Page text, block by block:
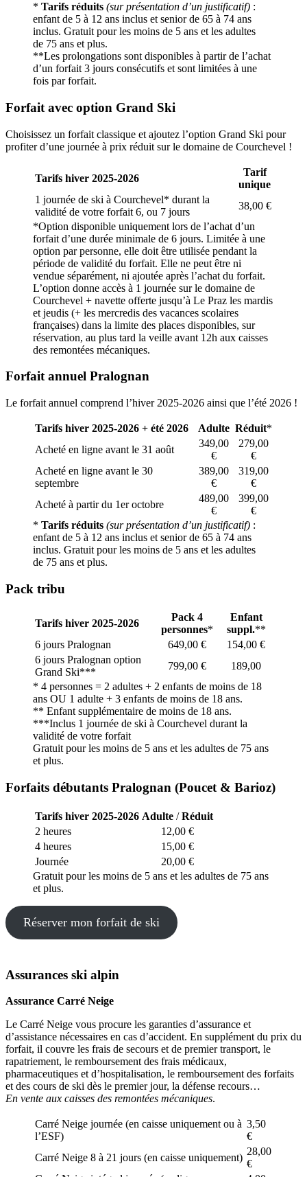
* Tarifs réduits (sur présentation d’un justificatif) :
enfant de 5 à 12 ans inclus et senior de 65 à 74 ans
inclus. Gratuit pour les moins de 5 ans et les adultes
de 75 ans et plus.
**Les prolongations sont disponibles à partir de l’achat
d’un forfait 3 jours consécutifs et sont limitées à une
fois par forfait.
Forfait avec option Grand Ski
Choisissez un forfait classique et ajoutez l’option Grand Ski pour
profiter d’une journée à prix réduit sur le domaine de Courchevel !
Tarifs hiver 2025-2026
Tarif
unique
1 journée de ski à Courchevel* durant la
validité de votre forfait 6, ou 7 jours
38,00 €
*Option disponible uniquement lors de l’achat d’un
forfait d’une durée minimale de 6 jours. Limitée à une
option par personne, elle doit être utilisée pendant la
période de validité du forfait. Elle ne peut être ni
vendue séparément, ni ajoutée après l’achat du forfait.
L’option donne accès à 1 journée sur le domaine de
Courchevel + navette offerte jusqu’à Le Praz les mardis
et jeudis (+ les mercredis des vacances scolaires
françaises) dans la limite des places disponibles, sur
réservation, au plus tard la veille avant 12h aux caisses
des remontées mécaniques.
Forfait annuel Pralognan
Le forfait annuel comprend l’hiver 2025-2026 ainsi que l’été 2026 !
Tarifs hiver 2025-2026 + été 2026 Adulte Réduit*
Acheté en ligne avant le 31 août
349,00
€
279,00
€
Acheté en ligne avant le 30
septembre
389,00
€
319,00
€
Acheté à partir du 1er octobre
489,00
€
399,00
€
* Tarifs réduits (sur présentation d’un justificatif) :
enfant de 5 à 12 ans inclus et senior de 65 à 74 ans
inclus. Gratuit pour les moins de 5 ans et les adultes
de 75 ans et plus.
Pack tribu
Tarifs hiver 2025-2026
Pack 4
personnes*
Enfant
suppl.**
6 jours Pralognan
649,00 €
154,00 €
6 jours Pralognan option
Grand Ski***
799,00 €
189,00
* 4 personnes = 2 adultes + 2 enfants de moins de 18
ans OU 1 adulte + 3 enfants de moins de 18 ans.
** Enfant supplémentaire de moins de 18 ans.
***Inclus 1 journée de ski à Courchevel durant la
validité de votre forfait
Gratuit pour les moins de 5 ans et les adultes de 75 ans
et plus.
Forfaits débutants Pralognan (Poucet & Barioz)
Tarifs hiver 2025-2026 Adulte /Réduit
2 heures
12,00 €
4 heures
15,00 €
Journée
20,00 €
Gratuit pour les moins de 5 ans et les adultes de 75 ans
et plus.
Réserver mon forfait de ski
Assurances ski alpin
Assurance Carré Neige
Le Carré Neige vous procure les garanties d’assurance et
d’assistance nécessaires en cas d’accident. En supplément du prix du
forfait, il couvre les frais de secours et de premier transport, le
rapatriement, le remboursement des frais médicaux,
pharmaceutiques et d’hospitalisation, le remboursement des forfaits
et des cours de ski dès le premier jour, la défense recours…
En vente aux caisses des remontées mécaniques.
Carré Neige journée (en caisse uniquement ou à
l’ESF)
3,50
€
Carré Neige 8 à 21 jours (en caisse uniquement)
28,00
€